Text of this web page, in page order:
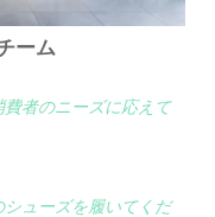
ーム
者のニーズに応えて
ューズを履いてくだ